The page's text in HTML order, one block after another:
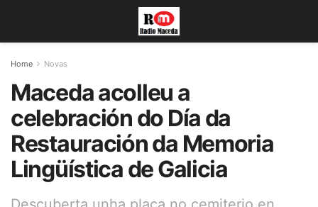
Home Novas
Maceda acolleu a
celebración do Día da
Restauración da Memoria
Lingüística de Galicia